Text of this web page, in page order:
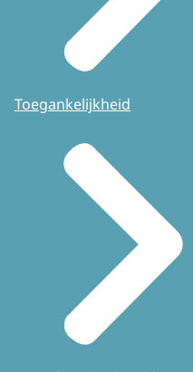
Toegankelijkheid